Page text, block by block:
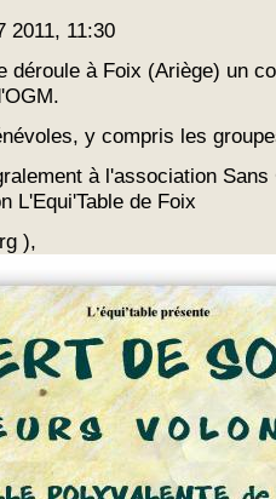
2011, 11:30
déroule à Foix (Ariège) un
y compris les
à l'association
L'Equi'Table de Foix
),